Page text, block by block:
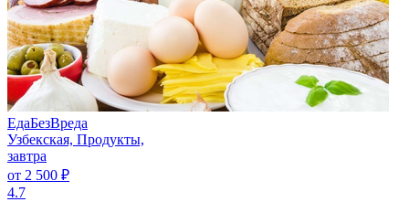
ЕдаБезВреда
Узбекская, Продукты,
завтра
от 2 500 ₽
4.7